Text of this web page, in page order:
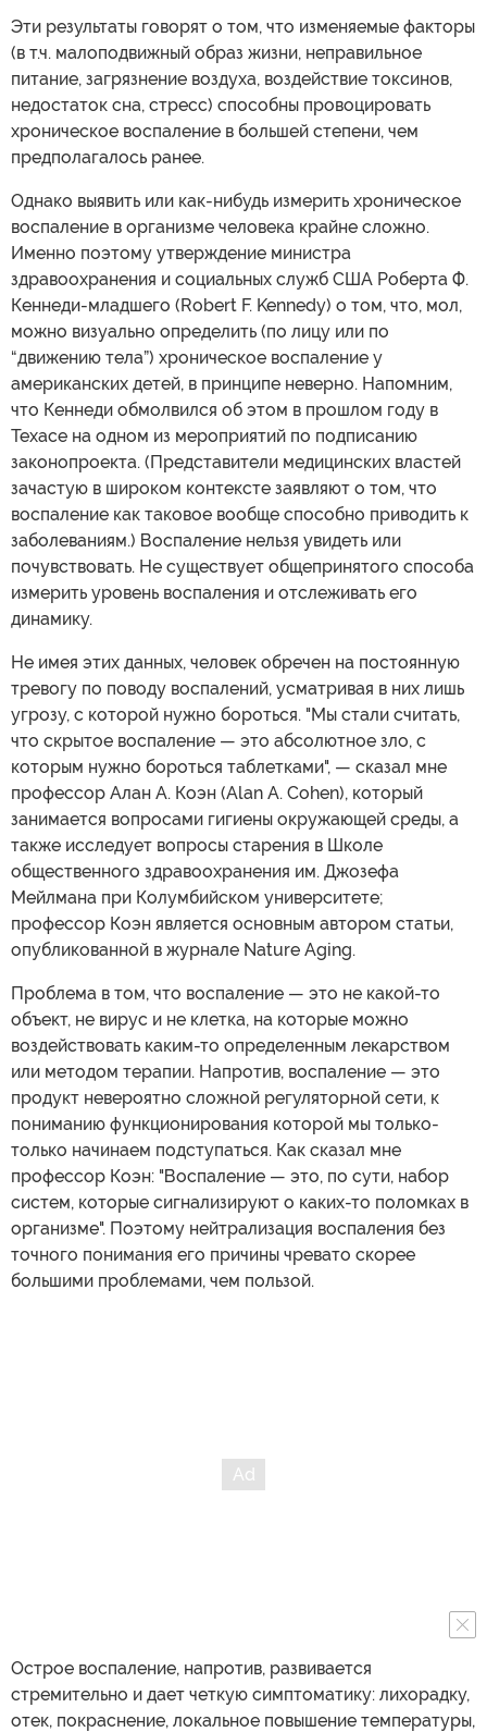
Эти результаты говорят о том, что изменяемые факторы
(в т.ч. малоподвижный образ жизни, неправильное
питание, загрязнение воздуха, воздействие токсинов,
недостаток сна, стресс) способны провоцировать
хроническое воспаление в большей степени, чем
предполагалось ранее.
Однако выявить или как-нибудь измерить хроническое
воспаление в организме человека крайне сложно.
Именно поэтому утверждение министра
здравоохранения и социальных служб США Роберта Ф.
Кеннеди-младшего (Robert F. Kennedy) о том, что, мол,
можно визуально определить (по лицу или по
“движению тела”) хроническое воспаление у
американских детей, в принципе неверно. Напомним,
что Кеннеди обмолвился об этом в прошлом году в
Техасе на одном из мероприятий по подписанию
законопроекта. (Представители медицинских властей
зачастую в широком контексте заявляют о том, что
воспаление как таковое вообще способно приводить к
заболеваниям.) Воспаление нельзя увидеть или
почувствовать. Не существует общепринятого способа
измерить уровень воспаления и отслеживать его
динамику.
Не имея этих данных, человек обречен на постоянную
тревогу по поводу воспалений, усматривая в них лишь
угрозу, с которой нужно бороться. "Мы стали считать,
что скрытое воспаление — это абсолютное зло, с
которым нужно бороться таблетками", — сказал мне
профессор Алан А. Коэн (Alan A. Cohen), который
занимается вопросами гигиены окружающей среды, а
также исследует вопросы старения в Школе
общественного здравоохранения им. Джозефа
Мейлмана при Колумбийском университете;
профессор Коэн является основным автором статьи,
опубликованной в журнале Nature Aging.
Проблема в том, что воспаление — это не какой-то
объект, не вирус и не клетка, на которые можно
воздействовать каким-то определенным лекарством
или методом терапии. Напротив, воспаление — это
продукт невероятно сложной регуляторной сети, к
пониманию функционирования которой мы только-
только начинаем подступаться. Как сказал мне
профессор Коэн: "Воспаление — это, по сути, набор
систем, которые сигнализируют о каких-то поломках в
организме". Поэтому нейтрализация воспаления без
точного понимания его причины чревато скорее
большими проблемами, чем пользой.
Острое воспаление, напротив, развивается
стремительно и дает четкую симптоматику: лихорадку,
отек, покраснение, локальное повышение температуры,